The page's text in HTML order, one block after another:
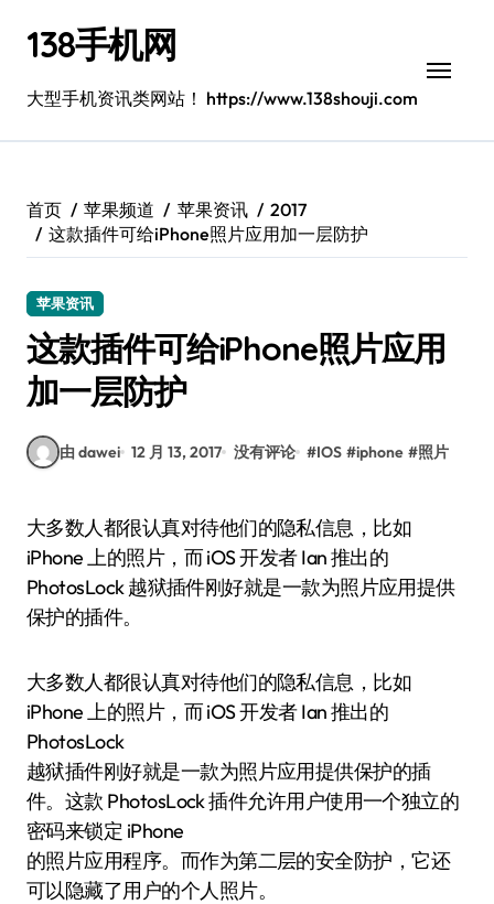
138手机网
大型手机资讯类网站！ https://www.138shouji.com
首页 苹果频道 苹果资讯
2017
这款插件可给iPhone照片应用加一层防护
苹果资讯
这款插件可给iPhone照片应用
加一层防护
由 dawei 12 月 13, 2017 没有评论 #IOS #iphone #照片
大多数人都很认真对待他们的隐私信息，比如
iPhone 上的照片，而 iOS 开发者 Ian 推出的
PhotosLock 越狱插件刚好就是一款为照片应用提供
保护的插件。
大多数人都很认真对待他们的隐私信息，比如
iPhone 上的照片，而 iOS 开发者 Ian 推出的
PhotosLock
越狱插件刚好就是一款为照片应用提供保护的插
件。这款 PhotosLock 插件允许用户使用一个独立的
密码来锁定 iPhone
的照片应用程序。而作为第二层的安全防护，它还
可以隐藏了用户的个人照片。